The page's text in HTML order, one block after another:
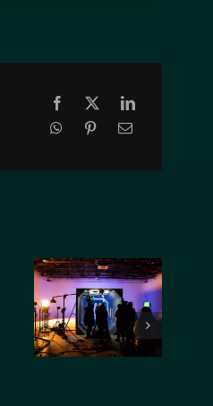
Reflex Victory
short film
editing